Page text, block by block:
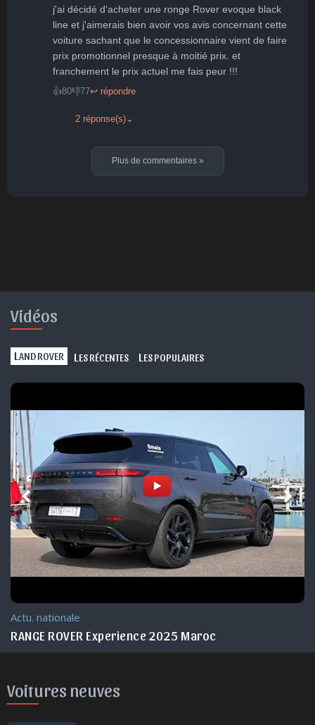
j'ai décidé d'acheter une ronge Rover evoque black
line et j'aimerais bien avoir vos avis concernant cette
voiture sachant que le concessionnaire vient de faire
prix promotionnel presque à moitié prix. et
franchement le prix actuel me fais peur !!!
👍80👎77↩ répondre
2 réponse(s) ⌄
Plus de commentaires »
Vidéos
L AND ROVER L ES RÉCENTES L ES POPULAIRES
Actu. nationale
RANGE ROVER Experience 2025 Maroc
Voitures neuves